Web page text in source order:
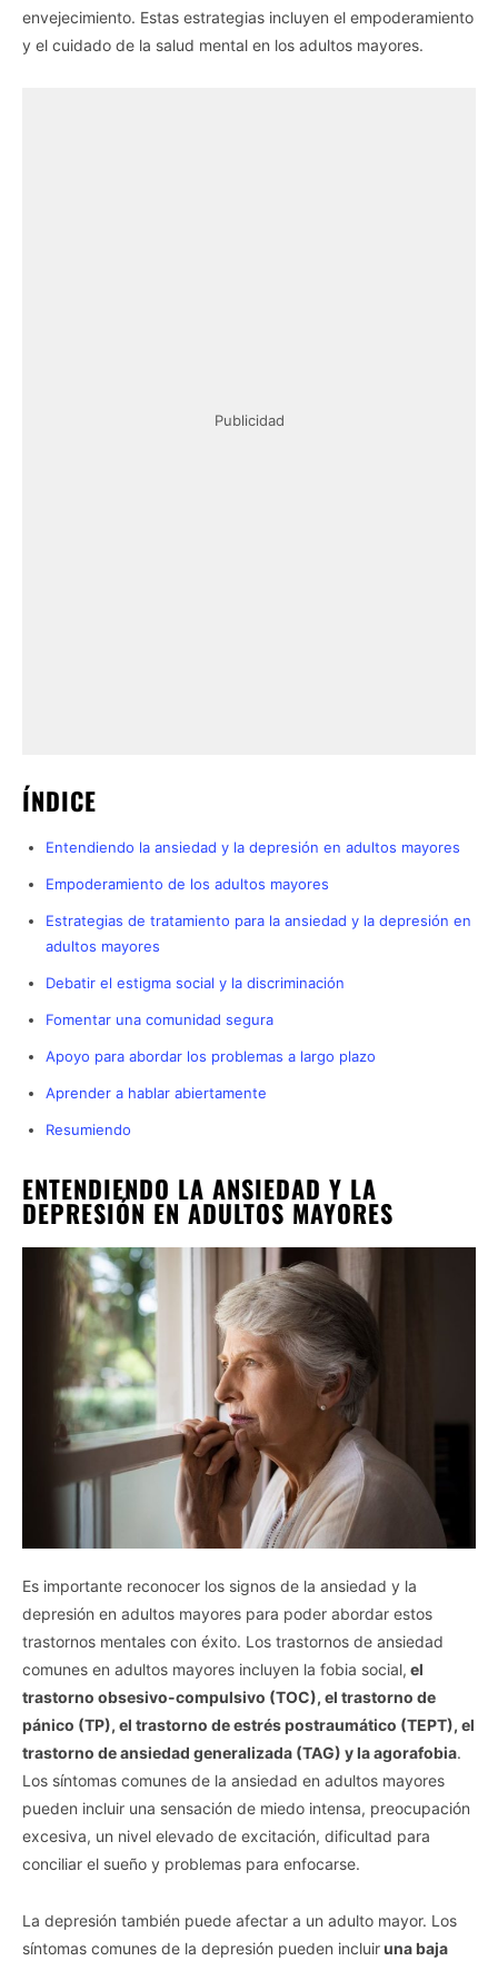
envejecimiento. Estas estrategias incluyen el empoderamiento
y el cuidado de la salud mental en los adultos mayores.
Publicidad
ÍNDICE
Entendiendo la ansiedad y la depresión en adultos mayores
Empoderamiento de los adultos mayores
Estrategias de tratamiento para la ansiedad y la depresión en
adultos mayores
Debatir el estigma social y la discriminación
Fomentar una comunidad segura
Apoyo para abordar los problemas a largo plazo
Aprender a hablar abiertamente
Resumiendo
ENTENDIENDO LA ANSIEDAD Y LA
DEPRESIÓN EN ADULTOS MAYORES
Es importante reconocer los signos de la ansiedad y la
depresión en adultos mayores para poder abordar estos
trastornos mentales con éxito. Los trastornos de ansiedad
comunes en adultos mayores incluyen la fobia social, el
trastorno obsesivo-compulsivo (TOC), el trastorno de
pánico (TP), el trastorno de estrés postraumático (TEPT), el
trastorno de ansiedad generalizada (TAG) y la agorafobia.
Los síntomas comunes de la ansiedad en adultos mayores
pueden incluir una sensación de miedo intensa, preocupación
excesiva, un nivel elevado de excitación, dificultad para
conciliar el sueño y problemas para enfocarse.
La depresión también puede afectar a un adulto mayor. Los
síntomas comunes de la depresión pueden incluiruna baja